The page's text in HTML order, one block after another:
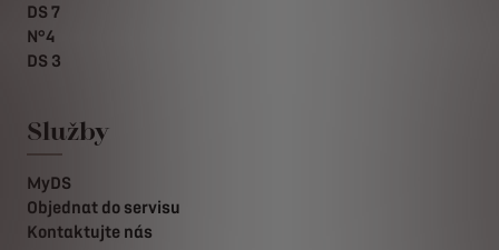
DS 7
N°4
DS 3
Služby
MyDS
Objednat do servisu
Kontaktujte nás